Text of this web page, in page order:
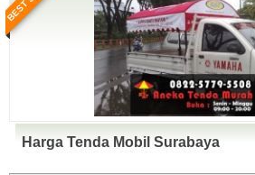
Harga Tenda Mobil Surabaya